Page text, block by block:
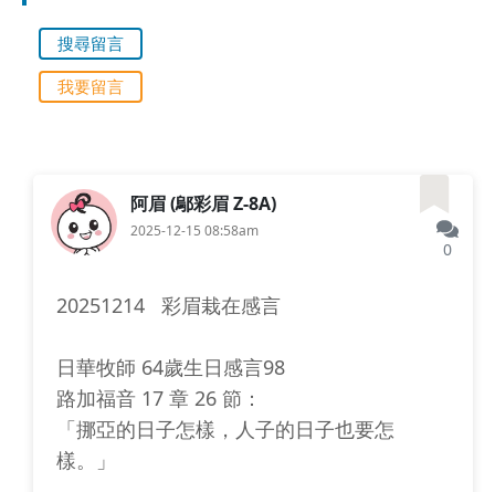
搜尋留言
我要留言
阿眉 (鄔彩眉 Z-8A)
2025-12-15 08:58am
0
20251214 彩眉栽在感言
日華牧師 64歲生日感言98
路加福音 17 章 26 節：
「挪亞的日子怎樣，人子的日子也要怎
樣。」